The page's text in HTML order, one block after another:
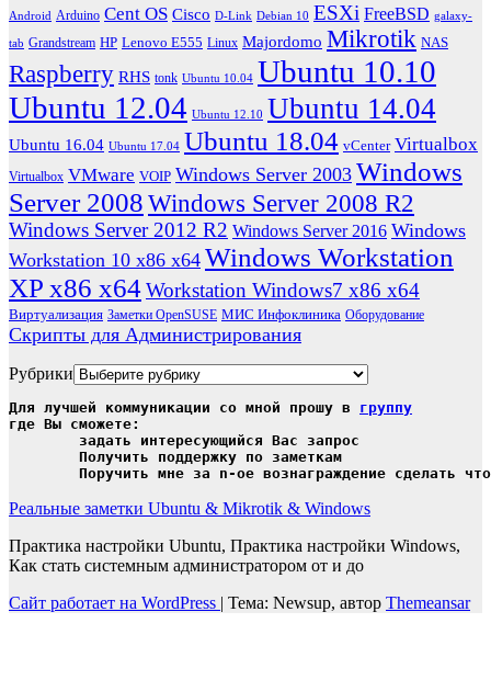
Android Arduino Cent OS Cisco D-Link Debian 10 ESXi FreeBSD galaxy-
tab Grandstream HP Lenovo E555 Linux Majordomo Mikrotik NAS
Raspberry RHS tonk Ubuntu 10.04 Ubuntu 10.10
Ubuntu 12.04 Ubuntu 12.10 Ubuntu 14.04
Ubuntu 16.04 Ubuntu 17.04 Ubuntu 18.04 vCenter Virtualbox
Virtualbox VMware VOIP Windows Server 2003 Windows
Server 2008 Windows Server 2008 R2
Windows Server 2012 R2 Windows Server 2016 Windows
Workstation 10 x86 x64 Windows Workstation
XP x86 x64Workstation Windows7 x86 x64
Виртуализация Заметки OpenSUSE МИС Инфоклиника Оборудование
Скрипты для Администрирования
Рубрики
Для лучшей коммуникации со мной прошу в группу
где Вы сможете:
Поручить мне за n-ое вознаграждение сделать
Реальные заметки Ubuntu & Mikrotik & Windows
Практика настройки Ubuntu, Практика настройки Windows,
Как стать системным администратором от и до
Сайт работает на WordPress | Тема: Newsup, автор Themeansar